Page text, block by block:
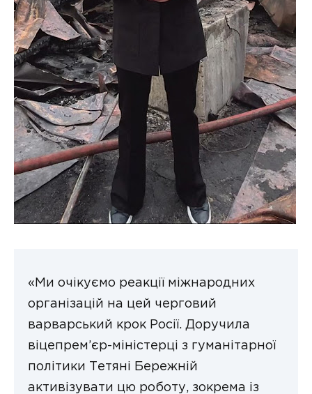
«Ми очікуємо реакції міжнародних
організацій на цей черговий
варварський крок Росії. Доручила
віцепрем’єр-міністерці з гуманітарної
політики Тетяні Бережній
активізувати цю роботу, зокрема із